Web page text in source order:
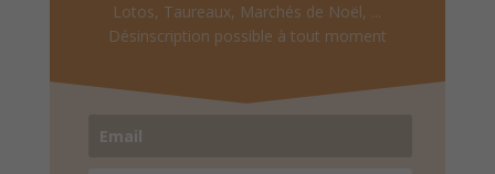
Lotos, Taureaux, Marchés de Noël, ...
Désinscription possible à tout moment